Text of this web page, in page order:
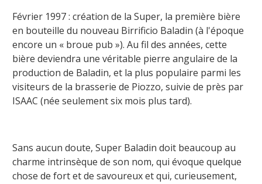
Février 1997 : création de la Super, la première bière
en bouteille du nouveau Birrificio Baladin (à l'époque
encore un « broue pub »). Au fil des années, cette
bière deviendra une véritable pierre angulaire de la
production de Baladin, et la plus populaire parmi les
visiteurs de la brasserie de Piozzo, suivie de près par
ISAAC (née seulement six mois plus tard).
Sans aucun doute, Super Baladin doit beaucoup au
charme intrinsèque de son nom, qui évoque quelque
chose de fort et de savoureux et qui, curieusement,